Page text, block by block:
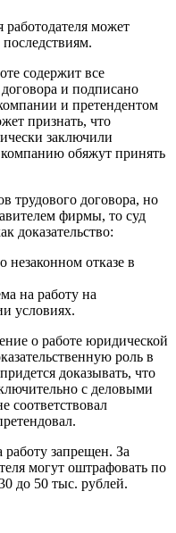
работодателя может
содержит все
и подписано
и претендентом
признать, что
заключили
компанию обяжут принять
трудового договора, но
фирмы, то суд
доказательство:
незаконном отказе в
на работу на
условиях.
о работе юридической
роль в
доказывать, что
с деловыми
соответствовал
запрещен. За
могут оштрафовать по
до 50 тыс. рублей.